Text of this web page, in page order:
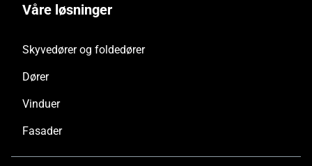
Våre løsninger
Skyvedører og foldedører
Dører
Vinduer
Fasader